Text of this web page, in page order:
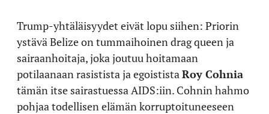
Trump-yhtäläisyydet eivät lopu siihen: Priorin
ystävä Belize on tummaihoinen drag queen ja
sairaanhoitaja, joka joutuu hoitamaan
potilaanaan rasistista ja egoististaRoy Cohnia
tämän itse sairastuessa AIDS:iin. Cohnin hahmo
pohjaa todellisen elämän korruptoituneeseen